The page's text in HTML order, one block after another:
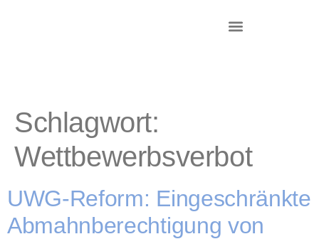
Schlagwort:
Wettbewerbsverbot
UWG-Reform: Eingeschränkte
Abmahnberechtigung von